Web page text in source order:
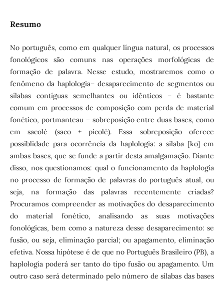
Resumo
No português, como em qualquer língua natural, os processos
fonológicos são comuns nas operações morfológicas de
formação de palavra. Nesse estudo, mostraremos como o
fenômeno da haplologia– desaparecimento de segmentos ou
sílabas contíguas semelhantes ou idênticos – é bastante
comum em processos de composição com perda de material
fonético, portmanteau – sobreposição entre duas bases, como
em sacolé (saco + picolé). Essa sobreposição oferece
possiblidade para ocorrência da haplologia: a sílaba [ko] em
ambas bases, que se funde a partir desta amalgamação. Diante
disso, nos questionamos: qual o funcionamento da haplologia
no processo de formação de palavras do português atual, ou
seja, na formação das palavras recentemente criadas?
Procuramos compreender as motivações do desaparecimento
do material fonético, analisando as suas motivações
fonológicas, bem como a natureza desse desaparecimento: se
fusão, ou seja, eliminação parcial; ou apagamento, eliminação
efetiva. Nossa hipótese é de que no Português Brasileiro (PB), a
haplologia poderá ser tanto do tipo fusão ou apagamento. Um
outro caso será determinado pelo número de sílabas das bases